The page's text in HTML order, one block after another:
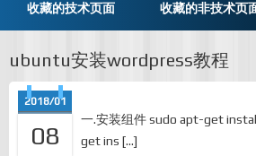
收藏的技术页面 收藏的非技术页
ubuntu安装wordpress教程
2018/01
08
一.安装组件 sudo apt-get
get ins […]